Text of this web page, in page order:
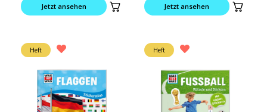
Jetzt ansehen Jetzt ansehen
Heft Heft